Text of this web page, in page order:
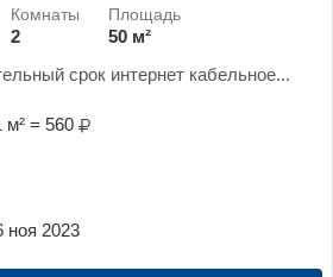
2
50 м²
срок интернет кабельное...
м² = 560
ноя 2023